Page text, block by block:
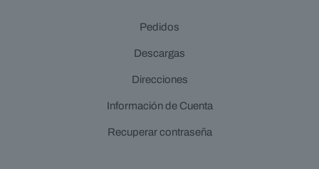
Pedidos
Descargas
Direcciones
Información de Cuenta
Recuperar contraseña